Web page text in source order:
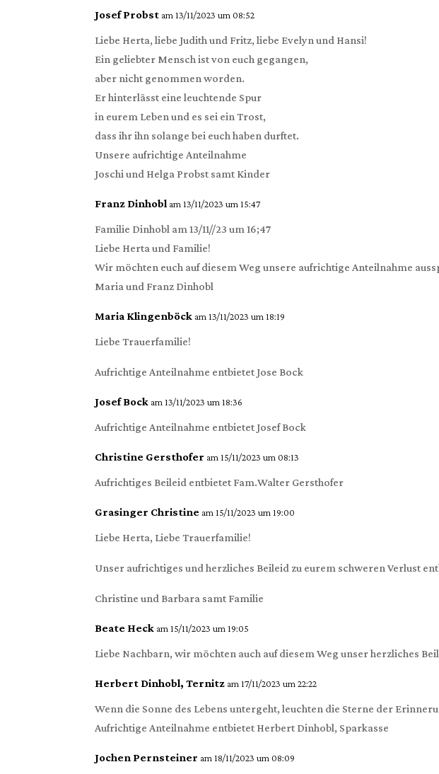
Josef Probst am 13/11/2023 um 08:52
Liebe Herta, liebe Judith und Fritz, liebe Evelyn und Hansi!
Ein geliebter Mensch ist von euch gegangen,
aber nicht genommen worden.
Er hinterlässt eine leuchtende Spur
in eurem Leben und es sei ein Trost,
dass ihr ihn solange bei euch haben durftet.
Unsere aufrichtige Anteilnahme
Joschi und Helga Probst samt Kinder
Franz Dinhobl am 13/11/2023 um 15:47
Familie Dinhobl am 13/11//23 um 16;47
Liebe Herta und Familie!
Wir möchten euch auf diesem Weg unsere aufrichtige Anteilnahme
Maria und Franz Dinhobl
Maria Klingenböck am 13/11/2023 um 18:19
Liebe Trauerfamilie!
Aufrichtige Anteilnahme entbietet Jose Bock
Josef Bock am 13/11/2023 um 18:36
Aufrichtige Anteilnahme entbietet Josef Bock
Christine Gersthofer am 15/11/2023 um 08:13
Aufrichtiges Beileid entbietet Fam.Walter Gersthofer
Grasinger Christine am 15/11/2023 um 19:00
Liebe Herta, Liebe Trauerfamilie!
Unser aufrichtiges und herzliches Beileid zu eurem schweren Verlust
Christine und Barbara samt Familie
Beate Heck am 15/11/2023 um 19:05
Liebe Nachbarn, wir möchten auch auf diesem Weg unser herzliches
Herbert Dinhobl, Ternitz am 17/11/2023 um 22:22
Wenn die Sonne des Lebens untergeht, leuchten die Sterne der
Aufrichtige Anteilnahme entbietet Herbert Dinhobl, Sparkasse
Jochen Pernsteiner am 18/11/2023 um 08:09